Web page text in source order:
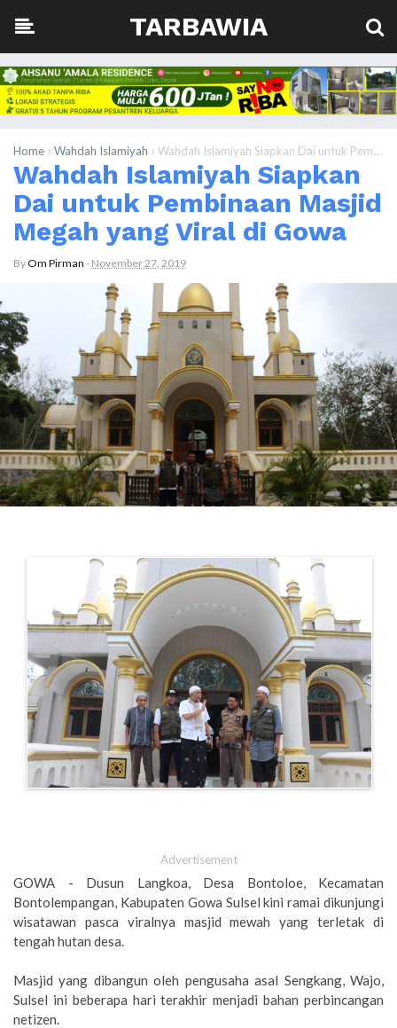
TARBAWIA
Home › Wahdah Islamiyah › Wahdah Islamiyah Siapkan Dai untuk Pembinaan Masjid Megah yang Viral di Gowa
Wahdah Islamiyah Siapkan
Dai untuk Pembinaan Masjid
Megah yang Viral di Gowa
ByOm Pirman - November 27, 2019
Advertisement
GOWA - Dusun Langkoa, Desa Bontoloe, Kecamatan
Bontolempangan, Kabupaten Gowa Sulsel kini ramai dikunjungi
wisatawan pasca viralnya masjid mewah yang terletak di
tengah hutan desa.
Masjid yang dibangun oleh pengusaha asal Sengkang, Wajo,
Sulsel ini beberapa hari terakhir menjadi bahan perbincangan
netizen.